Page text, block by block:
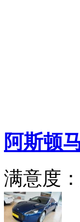
阿斯顿
满意度：